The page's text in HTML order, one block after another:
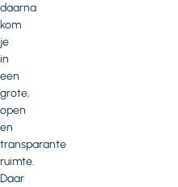
daarna
kom
je
in
een
grote,
open
en
transparante
ruimte.
Daar